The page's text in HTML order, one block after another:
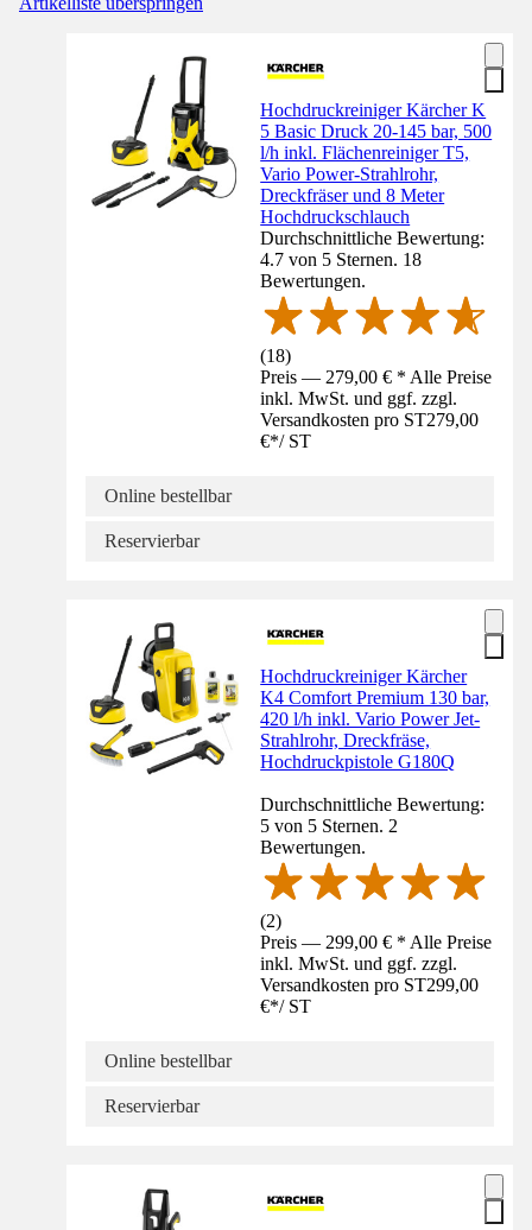
Hochdruckreiniger Kärcher K
5 Basic Druck 20-145 bar, 500
l/h inkl. Flächenreiniger T5,
Vario Power-Strahlrohr,
Dreckfräser und 8 Meter
Hochdruckschlauch
Durchschnittliche Bewertung:
4.7 von 5 Sternen. 18
Bewertungen.
(18)
Preis — 279,00 € * Alle Preise
inkl. MwSt. und ggf. zzgl.
Versandkosten pro ST279,00
€*/ ST
Online bestellbar
Reservierbar
Hochdruckreiniger Kärcher
K4 Comfort Premium 130 bar,
420 l/h inkl. Vario Power Jet-
Strahlrohr, Dreckfräse,
Hochdruckpistole G180Q
Durchschnittliche Bewertung:
5 von 5 Sternen. 2
Bewertungen.
(2)
Preis — 299,00 € * Alle Preise
inkl. MwSt. und ggf. zzgl.
Versandkosten pro ST299,00
€*/ ST
Online bestellbar
Reservierbar